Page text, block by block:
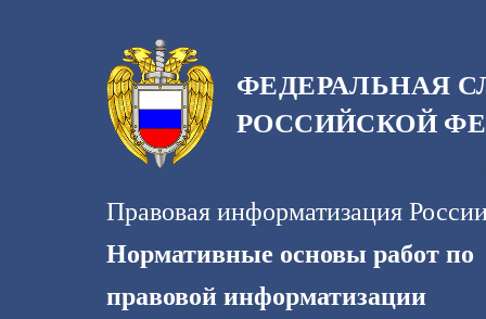
ФЕДЕРАЛЬНАЯ
РОССИЙСКОЙ
Правовая информатизация
Нормативные основы работ по
правовой информатизации